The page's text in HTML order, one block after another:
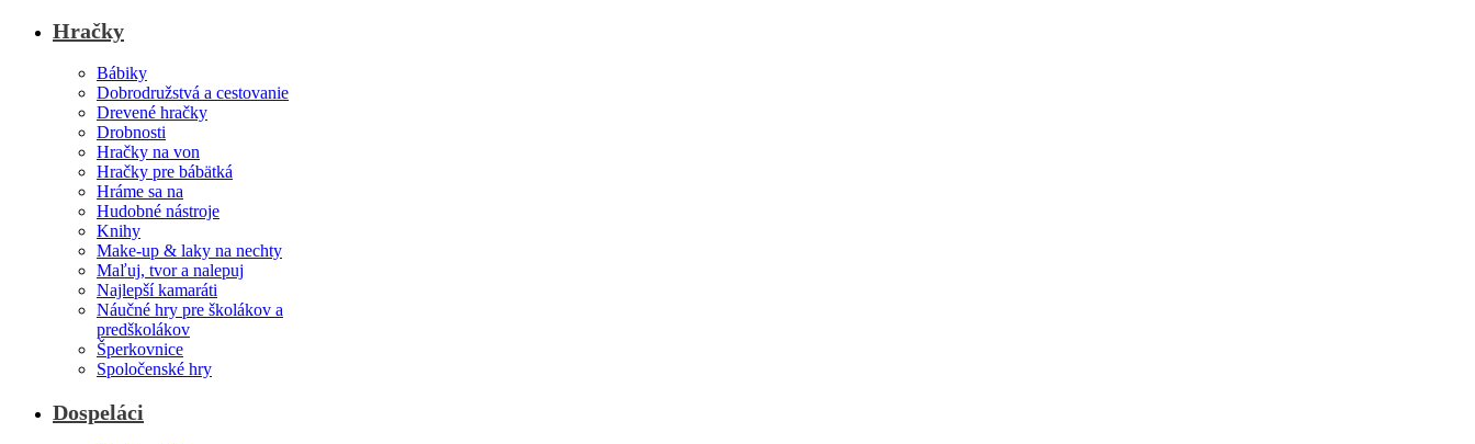
Hračky
Bábiky
Dobrodružstvá a cestovanie
Drevené hračky
Drobnosti
Hračky na von
Hračky pre bábätká
Hráme sa na
Hudobné nástroje
Knihy
Make-up & laky na nechty
Maľuj, tvor a nalepuj
Najlepší kamaráti
Náučné hry pre školákov a
predškolákov
Šperkovnice
Spoločenské hry
Dospeláci